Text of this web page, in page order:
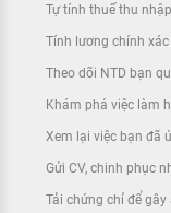
Tự tính thuế thu
Tính lương chính
Theo dõi NTD bạn
Khám phá việc làm
Xem lại việc bạn đã
Gửi CV, chinh phục
Tải chứng chỉ để gây